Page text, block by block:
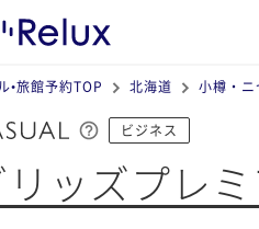
•旅館予約TOP 北海道 小樽・
ビジネス
ッズプレ